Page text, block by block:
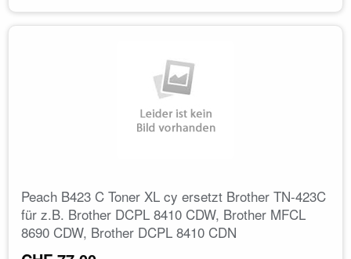
Peach B423 C Toner XL cy ersetzt Brother TN-423C
für z.B. Brother DCPL 8410 CDW, Brother MFCL
8690 CDW, Brother DCPL 8410 CDN